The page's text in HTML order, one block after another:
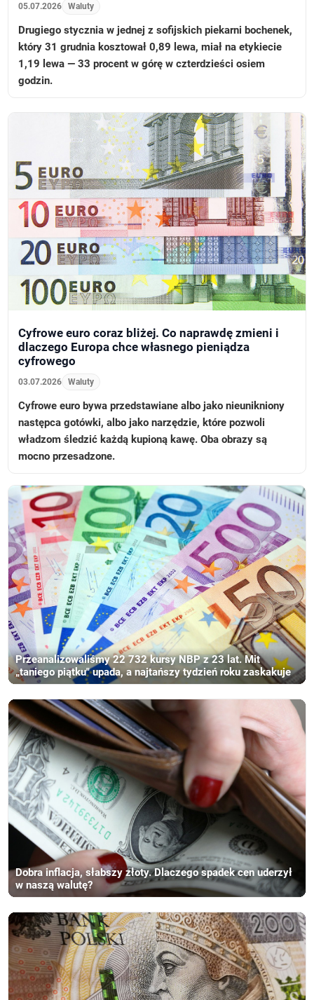
05.07.2026 Waluty
Drugiego stycznia w jednej z sofijskich piekarni bochenek,
który 31 grudnia kosztował 0,89 lewa, miał na etykiecie
1,19 lewa — 33 procent w górę w czterdzieści osiem
godzin.
Cyfrowe euro coraz bliżej. Co naprawdę zmieni i
dlaczego Europa chce własnego pieniądza
cyfrowego
03.07.2026 Waluty
Cyfrowe euro bywa przedstawiane albo jako nieunikniony
następca gotówki, albo jako narzędzie, które pozwoli
władzom śledzić każdą kupioną kawę. Oba obrazy są
mocno przesadzone.
Przeanalizowaliśmy 22 732 kursy NBP z 23 lat. Mit
„taniego piątku" upada, a najtańszy tydzień roku zaskakuje
Dobra inflacja, słabszy złoty. Dlaczego spadek cen uderzył
w naszą walutę?